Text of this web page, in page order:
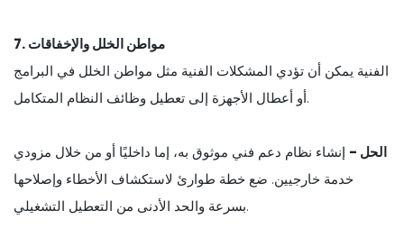
7. مواطن الخلل والإخفاقات
الفنية يمكن أن تؤدي المشكلات الفنية مثل مواطن الخلل في البرامج
أو أعطال الأجهزة إلى تعطيل وظائف النظام المتكامل.
الحل - إنشاء نظام دعم فني موثوق به، إما داخليًا أو من خلال مزودي
خدمة خارجيين. ضع خطة طوارئ لاستكشاف الأخطاء وإصلاحها
بسرعة والحد الأدنى من التعطيل التشغيلي.